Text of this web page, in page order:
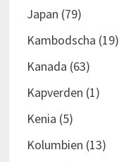
Japan (79)
Kambodscha (19)
Kanada (63)
Kapverden (1)
Kenia (5)
Kolumbien (13)